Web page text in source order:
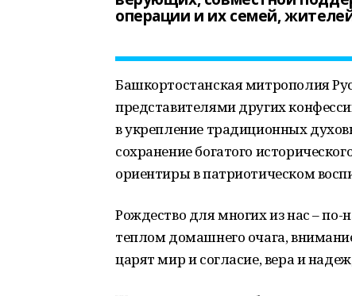
операции и их семей,
Башкортостанская митрополия
представителями других
в укрепление традиционных
сохранение богатого
ориентиры в патриотическом
Рождество для многих из нас –
теплом домашнего очага,
царят мир и согласие, вера и